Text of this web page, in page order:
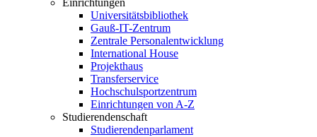
Einrichtungen
Universitätsbibliothek
Gauß-IT-Zentrum
Zentrale Personalentwicklung
International House
Projekthaus
Transferservice
Hochschulsportzentrum
Einrichtungen von A-Z
Studierendenschaft
Studierendenparlament